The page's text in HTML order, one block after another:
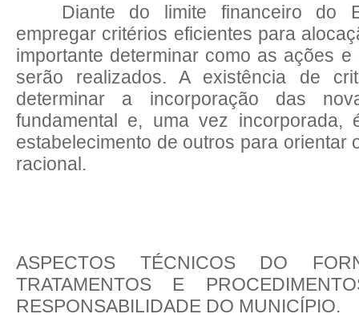
Diante do limite financeiro do
empregar critérios eficientes para
importante determinar como as ações
serão realizados. A existência de
determinar a incorporação das
fundamental e, uma vez incorporada,
estabelecimento de outros para orientar
racional.
ASPECTOS TÉCNICOS DO
TRATAMENTOS E
RESPONSABILIDADE DO MUNICÍPIO.